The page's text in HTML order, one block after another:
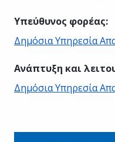
Υπεύθυνος φορέας:
Δημόσια Υπηρεσία
Ανάπτυξη και
Δημόσια Υπηρεσία